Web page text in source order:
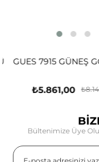
GUES 7915 GÜNEŞ
₺5.861,00
Bültenimize Üye